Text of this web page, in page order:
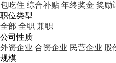
包吃住 综合补贴 年终奖金 奖励
职位类型
全部 全职 兼职
公司性质
外资企业 合资企业 民营企业 股
规模